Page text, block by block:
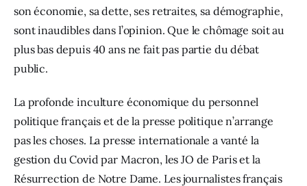
son économie, sa dette, ses retraites, sa démographie,
sont inaudibles dans l’opinion. Que le chômage soit au
plus bas depuis 40 ans ne fait pas partie du débat
public.
La profonde inculture économique du personnel
politique français et de la presse politique n’arrange
pas les choses. La presse internationale a vanté la
gestion du Covid par Macron, les JO de Paris et la
Résurrection de Notre Dame. Les journalistes français